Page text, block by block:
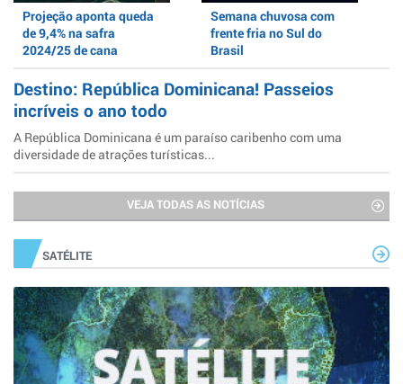
Projeção aponta queda
de 9,4% na safra
2024/25 de cana
Semana chuvosa com
frente fria no Sul do
Brasil
Destino: República Dominicana! Passeios
incríveis o ano todo
A República Dominicana é um paraíso caribenho com uma
diversidade de atrações turísticas...
VEJA TODAS AS NOTÍCIAS
SATÉLITE